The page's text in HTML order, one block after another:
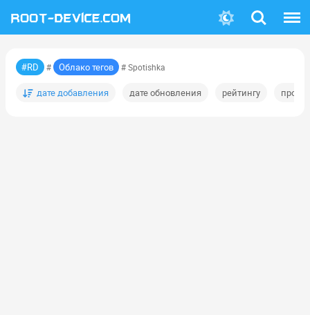
Поиск
#RD # Облако тегов # Spotishka
дате добавления дате обновления рейтингу